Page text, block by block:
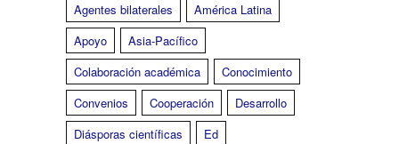
Agentes bilaterales
América Latina
Apoyo
Asia-Pacífico
Colaboración académica
Conocimiento
Convenios
Cooperación
Desarrollo
Diásporas científicas
Ed